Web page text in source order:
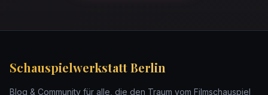
Schauspielwerkstatt Berlin
Blog & Community für alle, die den Traum vom Filmschauspiel